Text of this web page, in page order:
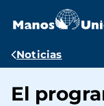
contenido
Ruta
Noticias
El